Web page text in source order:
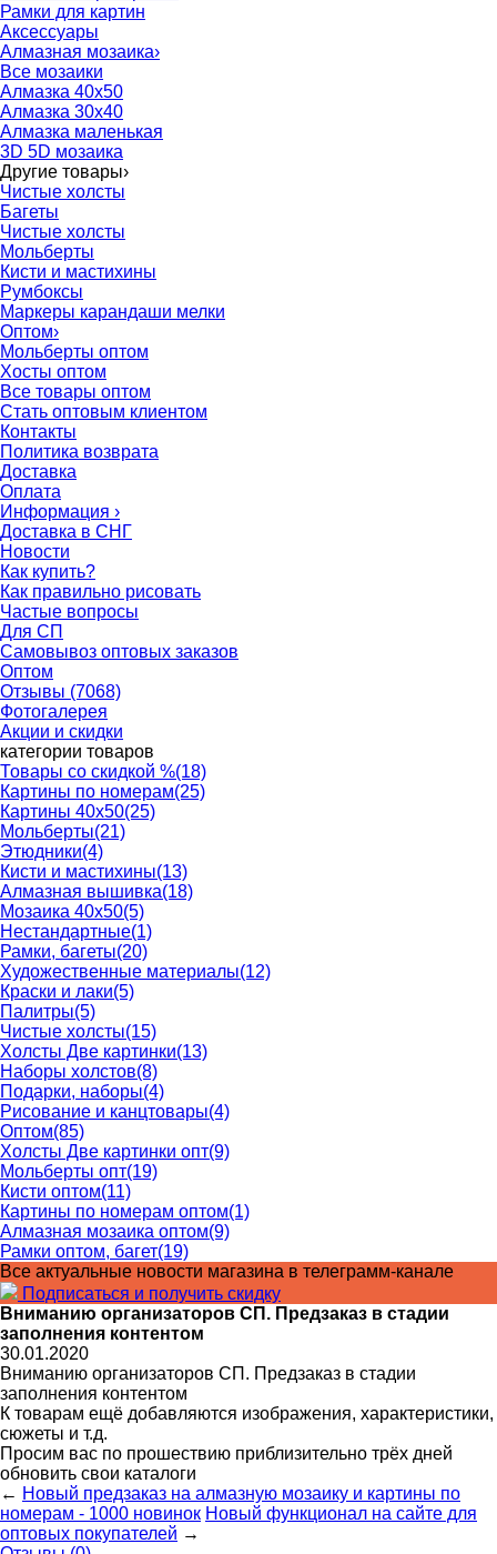
Рамки для картин
Аксессуары
Алмазная мозаика›
Все мозаики
Алмазка 40х50
Алмазка 30х40
Алмазка маленькая
3D 5D мозаика
Другие товары›
Чистые холсты
Багеты
Чистые холсты
Мольберты
Кисти и мастихины
Румбоксы
Маркеры карандаши мелки
Оптом›
Мольберты оптом
Хосты оптом
Все товары оптом
Стать оптовым клиентом
Контакты
Политика возврата
Доставка
Оплата
Информация ›
Доставка в СНГ
Новости
Как купить?
Как правильно рисовать
Частые вопросы
Для СП
Самовывоз оптовых заказов
Оптом
Отзывы (7068)
Фотогалерея
Акции и скидки
категории товаров
Товары со скидкой %(18)
Картины по номерам(25)
Картины 40x50(25)
Мольберты(21)
Этюдники(4)
Кисти и мастихины(13)
Алмазная вышивка(18)
Мозаика 40x50(5)
Нестандартные(1)
Рамки, багеты(20)
Художественные материалы(12)
Краски и лаки(5)
Палитры(5)
Чистые холсты(15)
Холсты Две картинки(13)
Наборы холстов(8)
Подарки, наборы(4)
Рисование и канцтовары(4)
Оптом(85)
Холсты Две картинки опт(9)
Мольберты опт(19)
Кисти оптом(11)
Картины по номерам оптом(1)
Алмазная мозаика оптом(9)
Рамки оптом, багет(19)
Все актуальные новости магазина в телеграмм-канале
Подписаться и получить скидку
Вниманию организаторов СП. Предзаказ в стадии
заполнения контентом
30.01.2020
Вниманию организаторов СП. Предзаказ в стадии
заполнения контентом
К товарам ещё добавляются изображения, характеристики,
сюжеты и т.д.
Просим вас по прошествию приблизительно трёх дней
обновить свои каталоги
← Новый предзаказ на алмазную мозаику и картины по
номерам - 1000 новинок Новый функционал на сайте для
оптовых покупателей →